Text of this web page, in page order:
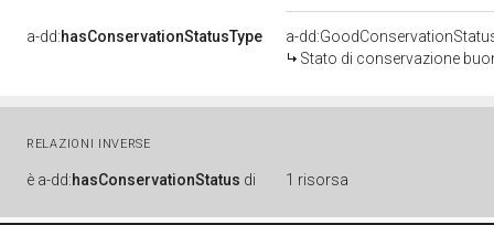
a-dd:hasConservationStatusType
a-
Stato di conservazione
RELAZIONI INVERSE
è a-dd:hasConservationStatus di 1 risorsa